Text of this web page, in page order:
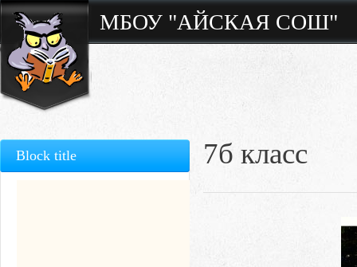
МБОУ "АЙСКАЯ СОШ"
7б класc
Block title